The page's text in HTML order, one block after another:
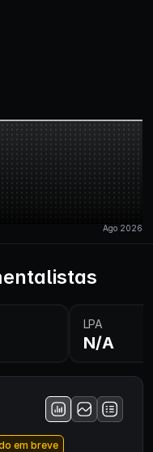
LPA
N/A
em breve